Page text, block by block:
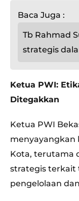
Baca Juga :
Tb Rahmad
strategis
Ketua PWI:
Ditegakkan
Ketua PWI
menyayangkan
Kota, terutama
strategis terkait
pengelolaan